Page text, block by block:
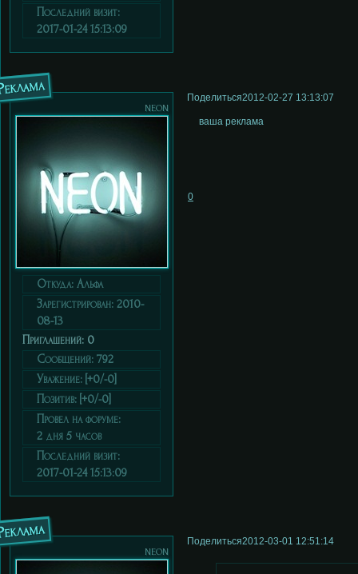
Последний визит:
2017-01-24 15:13:09
Поделиться2012-02-27 13:13:07
neon
Откуда: Альфа
Зарегистрирован: 2010-
08-13
Приглашений: 0
Сообщений: 792
Уважение: [+0/-0]
Позитив: [+0/-0]
Провел на форуме:
2 дня 5 часов
Последний визит:
2017-01-24 15:13:09
ваша реклама
0
Поделиться2012-03-01 12:51:14
neon